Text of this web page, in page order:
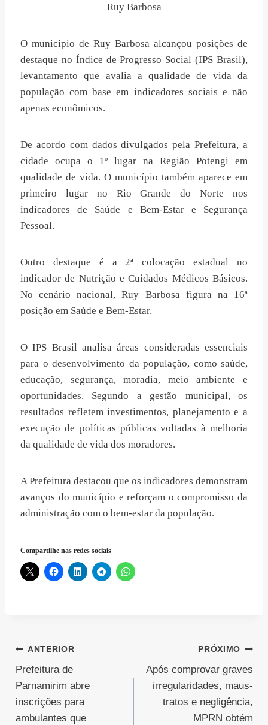
Ruy Barbosa
O município de Ruy Barbosa alcançou posições de
destaque no Índice de Progresso Social (IPS Brasil),
levantamento que avalia a qualidade de vida da
população com base em indicadores sociais e não
apenas econômicos.
De acordo com dados divulgados pela Prefeitura, a
cidade ocupa o 1º lugar na Região Potengi em
qualidade de vida. O município também aparece em
primeiro lugar no Rio Grande do Norte nos
indicadores de Saúde e Bem-Estar e Segurança
Pessoal.
Outro destaque é a 2ª colocação estadual no
indicador de Nutrição e Cuidados Médicos Básicos.
No cenário nacional, Ruy Barbosa figura na 16ª
posição em Saúde e Bem-Estar.
O IPS Brasil analisa áreas consideradas essenciais
para o desenvolvimento da população, como saúde,
educação, segurança, moradia, meio ambiente e
oportunidades. Segundo a gestão municipal, os
resultados refletem investimentos, planejamento e a
execução de políticas públicas voltadas à melhoria
da qualidade de vida dos moradores.
A Prefeitura destacou que os indicadores demonstram
avanços do município e reforçam o compromisso da
administração com o bem-estar da população.
Compartilhe nas redes sociais
Navegação
de
Post
ANTERIOR
Prefeitura de
Parnamirim abre
inscrições para
ambulantes que
PRÓXIMO
Após comprovar graves
irregularidades, maus-
tratos e negligência,
MPRN obtém